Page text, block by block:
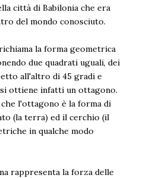
città di Babilonia che era
del mondo conosciuto.
la forma geometrica
due quadrati uguali, dei
all'altro di 45 gradi e
ottiene infatti un ottagono.
l'ottagono è la forma di
(la terra) ed il cerchio (il
in qualche modo
rappresenta la forza delle